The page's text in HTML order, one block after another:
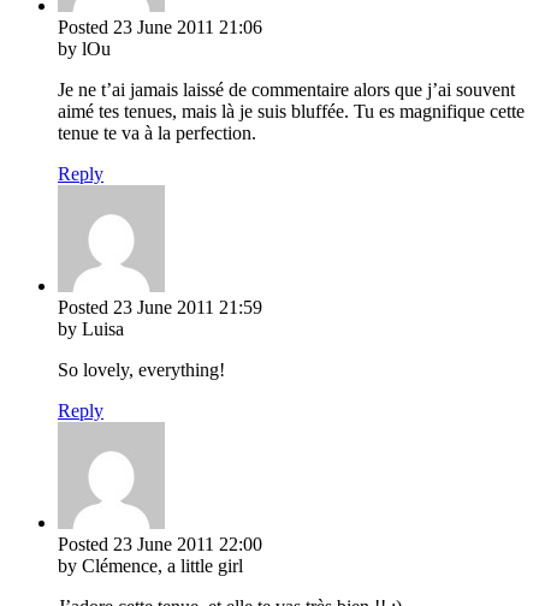
Posted 23 June 2011 21:06
by lOu
Je ne t’ai jamais laissé de commentaire alors que j’ai souvent
aimé tes tenues, mais là je suis bluffée. Tu es magnifique cette
tenue te va à la perfection.
Reply
Posted 23 June 2011 21:59
by Luisa
So lovely, everything!
Reply
Posted 23 June 2011 22:00
by Clémence, a little girl